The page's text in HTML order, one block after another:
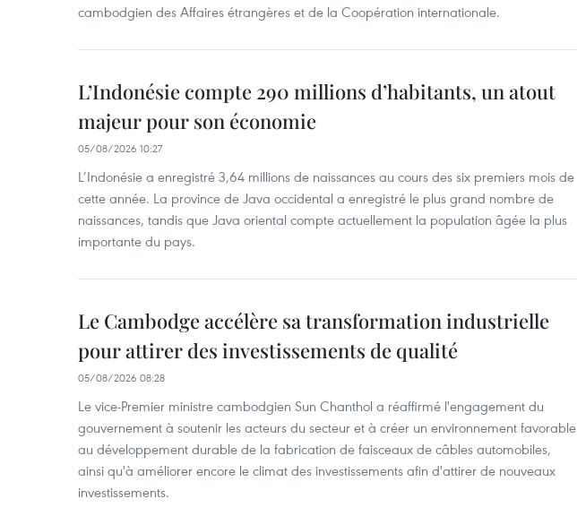
cambodgien des Affaires étrangères et de la Coopération internationale.
L’Indonésie compte 290 millions d’habitants, un atout
majeur pour son économie
05/08/2026 10:27
L’Indonésie a enregistré 3,64 millions de naissances au cours des six premiers mois de
cette année. La province de Java occidental a enregistré le plus grand nombre de
naissances, tandis que Java oriental compte actuellement la population âgée la plus
importante du pays.
Le Cambodge accélère sa transformation industrielle
pour attirer des investissements de qualité
05/08/2026 08:28
Le vice-Premier ministre cambodgien Sun Chanthol a réaffirmé l'engagement du
gouvernement à soutenir les acteurs du secteur et à créer un environnement favorable
au développement durable de la fabrication de faisceaux de câbles automobiles,
ainsi qu'à améliorer encore le climat des investissements afin d'attirer de nouveaux
investissements.